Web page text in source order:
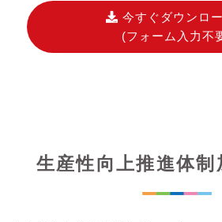
今すぐダウンロー
(フォーム入力不
生産性向上推進体制